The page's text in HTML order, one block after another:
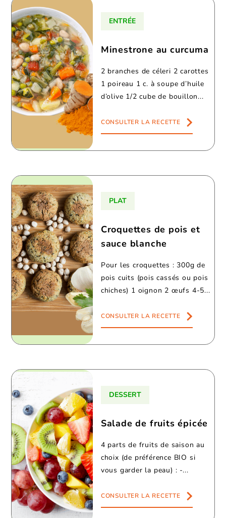
ENTRÉE
Minestrone au curcuma
2 branches de céleri 2 carottes
1 poireau 1 c. à soupe d’huile
d’olive 1/2 cube de bouillon...
CONSULTER LA RECETTE
PLAT
Croquettes de pois et
sauce blanche
Pour les croquettes : 300g de
pois cuits (pois cassés ou pois
chiches) 1 oignon 2 œufs 4-5...
CONSULTER LA RECETTE
DESSERT
Salade de fruits épicée
4 parts de fruits de saison au
choix (de préférence BIO si
vous garder la peau) : -...
CONSULTER LA RECETTE